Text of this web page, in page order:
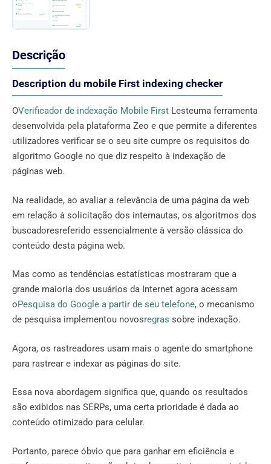
Descrição
Description du mobile First indexing checker
OVerificador de indexação Mobile First Lesteuma ferramenta
desenvolvida pela plataforma Zeo e que permite a diferentes
utilizadores verificar se o seu site cumpre os requisitos do
algoritmo Google no que diz respeito à indexação de
páginas web.
Na realidade, ao avaliar a relevância de uma página da web
em relação à solicitação dos internautas, os algoritmos dos
buscadoresreferido essencialmente à versão clássica do
conteúdo desta página web.
Mas como as tendências estatísticas mostraram que a
grande maioria dos usuários da Internet agora acessam
oPesquisa do Google a partir de seu telefone, o mecanismo
de pesquisa implementou novosregras sobre indexação.
Agora, os rastreadores usam mais o agente do smartphone
para rastrear e indexar as páginas do site.
Essa nova abordagem significa que, quando os resultados
são exibidos nas SERPs, uma certa prioridade é dada ao
conteúdo otimizado para celular.
Portanto, parece óbvio que para ganhar em eficiência e